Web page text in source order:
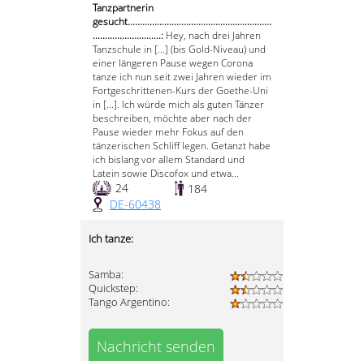
Tanzpartnerin
gesucht...........................................................
............................: Hey, nach drei Jahren
Tanzschule in [...] (bis Gold-Niveau) und
einer längeren Pause wegen Corona
tanze ich nun seit zwei Jahren wieder im
Fortgeschrittenen-Kurs der Goethe-Uni
in [...]. Ich würde mich als guten Tänzer
beschreiben, möchte aber nach der
Pause wieder mehr Fokus auf den
tänzerischen Schliff legen. Getanzt habe
ich bislang vor allem Standard und
Latein sowie Discofox und etwa...
24
184
DE-60438
Ich tanze:
Samba:
Quickstep:
Tango Argentino:
Nachricht senden